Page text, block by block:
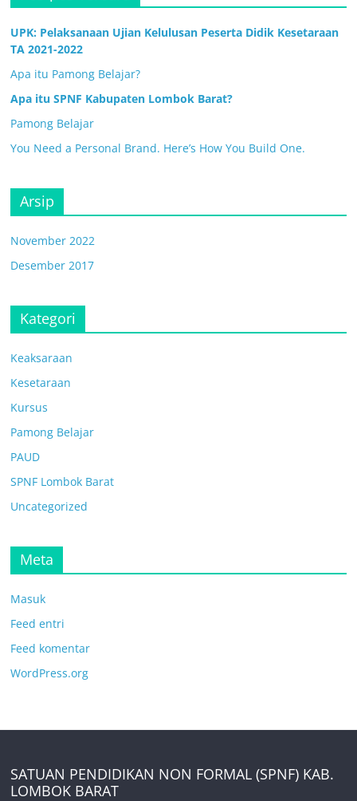
UPK: Pelaksanaan Ujian Kelulusan Peserta Didik Kesetaraan
TA 2021-2022
Apa itu Pamong Belajar?
Apa itu SPNF Kabupaten Lombok Barat?
Pamong Belajar
You Need a Personal Brand. Here’s How You Build One.
Arsip
November 2022
Desember 2017
Kategori
Keaksaraan
Kesetaraan
Kursus
Pamong Belajar
PAUD
SPNF Lombok Barat
Uncategorized
Meta
Masuk
Feed entri
Feed komentar
WordPress.org
SATUAN PENDIDIKAN NON FORMAL (SPNF) KAB.
LOMBOK BARAT